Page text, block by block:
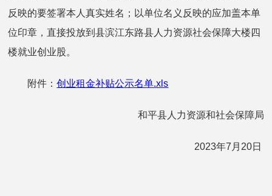
反映的要签署本人真实姓名；以单位名义反映的应加盖本单
位印章，直接投放到县滨江东路县人力资源社会保障大楼四
楼就业创业股。
附件：创业租金补贴公示名单.xls
和平县人力资源和社会保障局
2023年7月20日